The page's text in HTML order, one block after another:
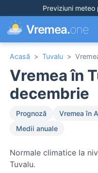
Previziuni meteo
Vremea.one
Acasă > Tuvalu >
Vremea în
decembrie
Prognoză Vremea în
Medii anuale
Normale climatice la
Tuvalu.